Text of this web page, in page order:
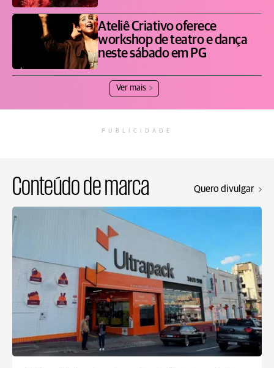
Ateliê Criativo oferece
workshop de teatro e dança
neste sábado em PG
Ver mais
PUBLICIDADE
Conteúdo de marca Quero divulgar